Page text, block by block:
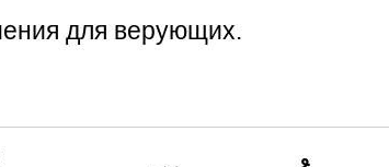
для верующих.